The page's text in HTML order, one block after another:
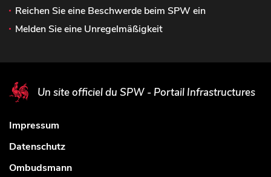
Reichen Sie eine Beschwerde beim SPW ein
Melden Sie eine Unregelmäßigkeit
Un site officiel du SPW - Portail Infrastructures
Impressum
Datenschutz
Ombudsmann